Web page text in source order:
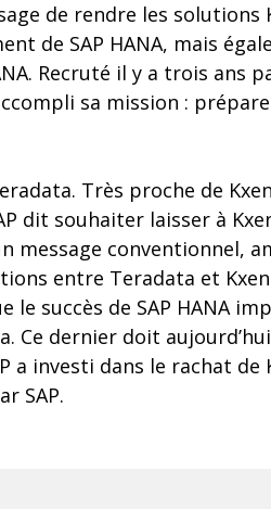
de rendre les solutions
de SAP HANA, mais
Recruté il y a trois ans
sa mission :
Très proche de
dit souhaiter laisser à
message conventionnel,
entre Teradata et
succès de SAP HANA
Ce dernier doit
investi dans le rachat de
SAP.